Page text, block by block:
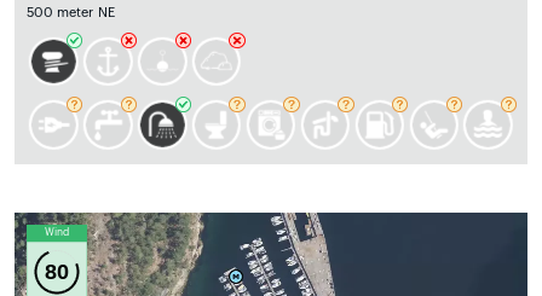
500 meter NE
Wind
80